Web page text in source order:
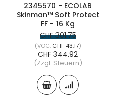
2345570 - ECOLAB
Skinman™ Soft Protect
FF - 16 Kg
CHF 301.75
CHF 43.17
CHF 344.92
(Zzgl. Steuern)